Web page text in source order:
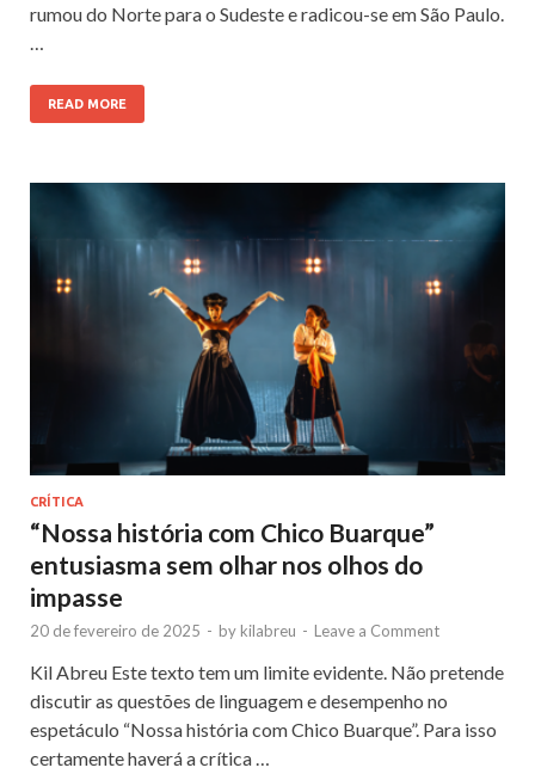
rumou do Norte para o Sudeste e radicou-se em São Paulo.
READ MORE
CRÍTICA
“Nossa história com Chico Buarque”
entusiasma sem olhar nos olhos do
impasse
20 de fevereiro de 2025 - by kilabreu - Leave a Comment
Kil Abreu Este texto tem um limite evidente. Não pretende
discutir as questões de linguagem e desempenho no
espetáculo “Nossa história com Chico Buarque”. Para isso
certamente haverá a crítica …